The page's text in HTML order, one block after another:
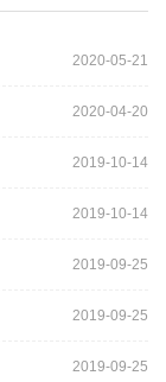
2020-05-21
2020-04-20
2019-10-14
2019-10-14
2019-09-25
2019-09-25
2019-09-25